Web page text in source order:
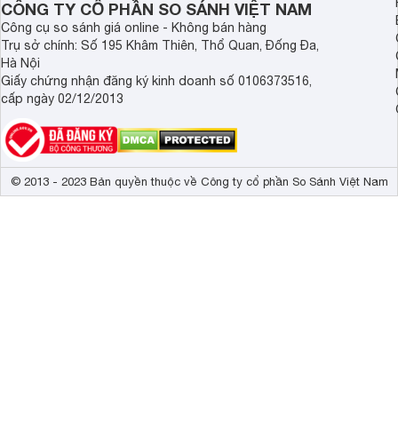
Việc vệ sinh máy ép chậm SavTM JE31 rất đơn giản nhờ
dễ dàng tháo rời các bộ phận như vòi ép, vít ép, khay
với nước ấm và xà phòng nhẹ. Việc làm sạch đều đặn sau
của máy.
Tiện lợi trong việc sử dụng:
Máy ép chậm SavTM JE31 được thiết kế để đáp ứng nhu
nghệ ép chậm chất lượng cao, máy cho phép bạn trải
có thể dễ dàng điều chỉnh tốc độ ép để phù hợp với từng
Ngoài ra, máy cũng có chế độ tự động ngưng khi gặp tình
toàn trong quá trình sử dụng.
CÔNG TY CỔ PHẦN SO SÁNH VIỆT NAM
Công cụ so sánh giá online - Không bán hàng
Trụ sở chính: Số 195 Khâm Thiên, Thổ Quan, Đống Đa,
Hà Nội
Giấy chứng nhận đăng ký kinh doanh số 0106373516,
cấp ngày 02/12/2013
© 2013 - 2023 Bản quyền thuộc về Công ty cổ phần So Sánh Việt Nam